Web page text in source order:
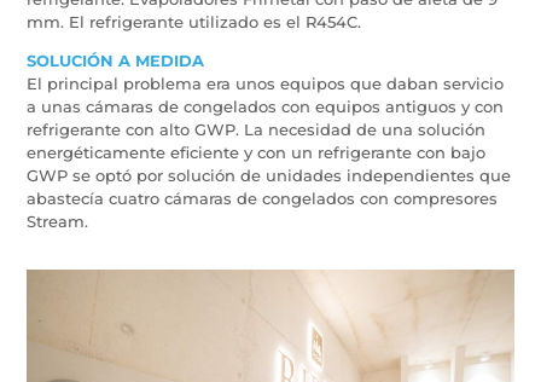
mm. El refrigerante utilizado es el R454C.
SOLUCIÓN A MEDIDA
El principal problema era unos equipos que daban servicio
a unas cámaras de congelados con equipos antiguos y con
refrigerante con alto GWP. La necesidad de una solución
energéticamente eficiente y con un refrigerante con bajo
GWP se optó por solución de unidades independientes que
abastecía cuatro cámaras de congelados con compresores
Stream.